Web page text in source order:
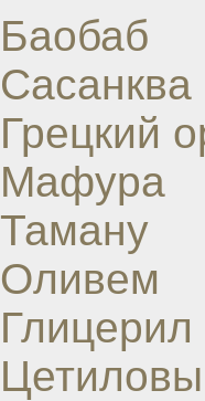
Баобаб
Сасанква
Грецкий
Мафура
Таману
Оливем
Глицерил